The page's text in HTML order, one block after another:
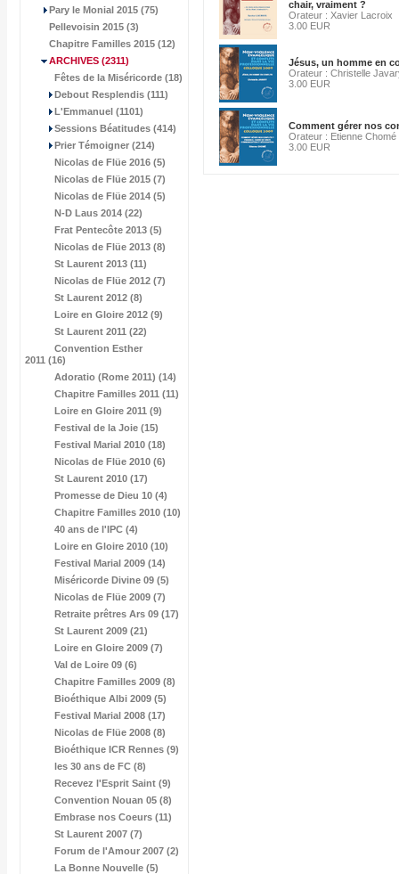
Pary le Monial 2015 (75)
Pellevoisin 2015 (3)
Chapitre Familles 2015 (12)
ARCHIVES (2311)
Fêtes de la Miséricorde (18)
Debout Resplendis (111)
L'Emmanuel (1101)
Sessions Béatitudes (414)
Prier Témoigner (214)
Nicolas de Flüe 2016 (5)
Nicolas de Flüe 2015 (7)
Nicolas de Flüe 2014 (5)
N-D Laus 2014 (22)
Frat Pentecôte 2013 (5)
Nicolas de Flüe 2013 (8)
St Laurent 2013 (11)
Nicolas de Flüe 2012 (7)
St Laurent 2012 (8)
Loire en Gloire 2012 (9)
St Laurent 2011 (22)
Convention Esther
2011 (16)
Adoratio (Rome 2011) (14)
Chapitre Familles 2011 (11)
Loire en Gloire 2011 (9)
Festival de la Joie (15)
Festival Marial 2010 (18)
Nicolas de Flüe 2010 (6)
St Laurent 2010 (17)
Promesse de Dieu 10 (4)
Chapitre Familles 2010 (10)
40 ans de l'IPC (4)
Loire en Gloire 2010 (10)
Festival Marial 2009 (14)
Miséricorde Divine 09 (5)
Nicolas de Flüe 2009 (7)
Retraite prêtres Ars 09 (17)
St Laurent 2009 (21)
Loire en Gloire 2009 (7)
Val de Loire 09 (6)
Chapitre Familles 2009 (8)
Bioéthique Albi 2009 (5)
Festival Marial 2008 (17)
Nicolas de Flüe 2008 (8)
Bioéthique ICR Rennes (9)
les 30 ans de FC (8)
Recevez l'Esprit Saint (9)
Convention Nouan 05 (8)
Embrase nos Coeurs (11)
St Laurent 2007 (7)
Forum de l'Amour 2007 (2)
La Bonne Nouvelle (5)
chair, vraiment ?
Orateur : Xavier Lacroix
3.00 EUR
Jésus, un homme en
Orateur : Christelle
3.00 EUR
Comment gérer nos
Orateur : Etienne Chomé
3.00 EUR